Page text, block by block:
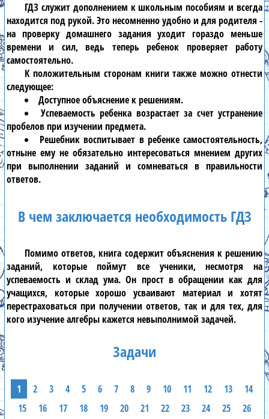
ГДЗ служит дополнением к школьным пособиям и всегда
находится под рукой. Это несомненно удобно и для родителя -
на проверку домашнего задания уходит гораздо меньше
времени и сил, ведь теперь ребенок проверяет работу
самостоятельно.
К положительным сторонам книги также можно отнести
следующее:
Доступное объяснение к решениям.
Успеваемость ребенка возрастает за счет устранение
пробелов при изучении предмета.
Решебник воспитывает в ребенке самостоятельность,
отныне ему не обязательно интересоваться мнением других
при выполнении заданий и сомневаться в правильности
ответов.
В чем заключается необходимость ГДЗ
Помимо ответов, книга содержит объяснения к решению
заданий, которые поймут все ученики, несмотря на
успеваемость и склад ума. Он прост в обращении как для
учащихся, которые хорошо усваивают материал и хотят
перестраховаться при получении ответов, так и для тех, для
кого изучениеалгебрыкажется невыполнимой задачей.
Задачи
1 2 3 4 5 6 7 8 9 10 11 12 13
14
15
16 17 18 19 20 21 22 23 24 25
26